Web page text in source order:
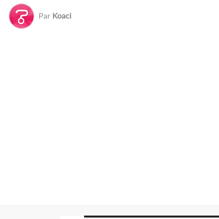
Par Koaci